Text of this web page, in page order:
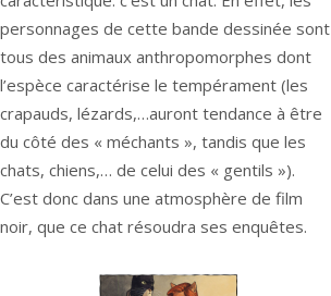
personnages de cette bande dessinée sont
tous des animaux anthropomorphes dont
l’espèce caractérise le tempérament (les
crapauds, lézards,…auront tendance à être
du côté des « méchants », tandis que les
chats, chiens,… de celui des « gentils »).
C’est donc dans une atmosphère de film
noir, que ce chat résoudra ses enquêtes.